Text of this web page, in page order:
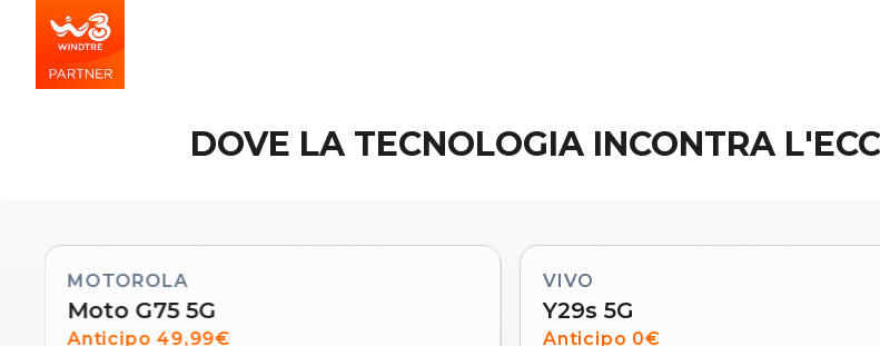
DOVE LA TECNOLOGIA INCONTRA
VIVO
Y29s 5G
Anticipo 0€
MOTOROLA
Moto G75 5G
Anticipo 49,99€